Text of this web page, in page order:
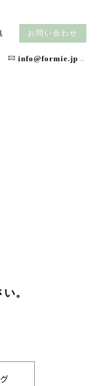
お問い合わせ
info@formie.jp →
。